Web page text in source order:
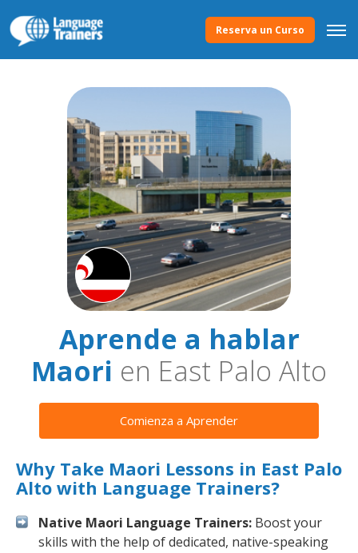
Reserva un Curso
Aprende a hablar
Maori en East Palo Alto
Comienza a Aprender
Why Take Maori Lessons in East Palo
Alto with Language Trainers?
Native Maori Language Trainers: Boost your
skills with the help of dedicated, native-speaking